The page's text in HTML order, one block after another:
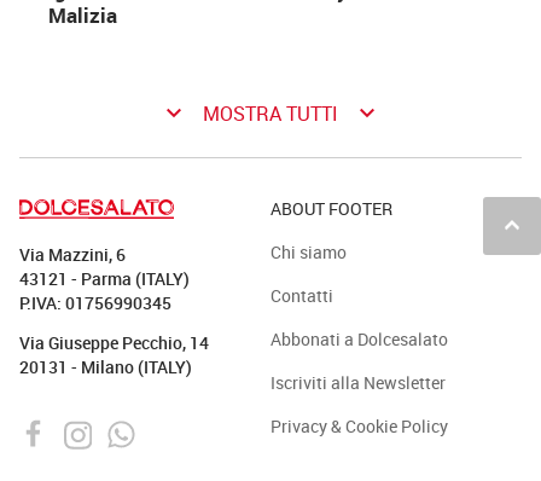
Malizia
keyboard_arrow_down MOSTRA TUTTI keyboard_arrow_down
keyboard_arrow_up
Via Mazzini, 6
43121 - Parma (ITALY)
P.IVA: 01756990345
Via Giuseppe Pecchio, 14
20131 - Milano (ITALY)
ABOUT FOOTER
Chi siamo
Contatti
Abbonati a Dolcesalato
Iscriviti alla Newsletter
Privacy & Cookie Policy